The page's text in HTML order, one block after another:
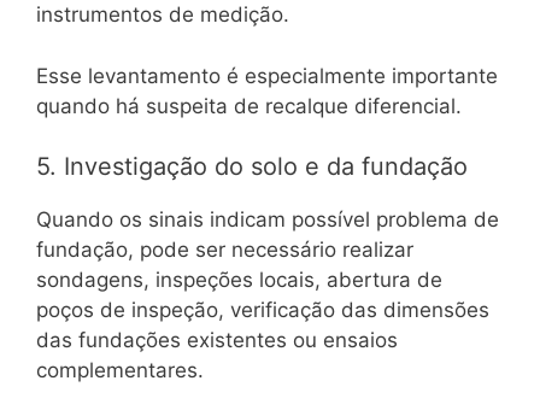
instrumentos de medição.
Esse levantamento é especialmente importante
quando há suspeita de recalque diferencial.
5. Investigação do solo e da fundação
Quando os sinais indicam possível problema de
fundação, pode ser necessário realizar
sondagens, inspeções locais, abertura de
poços de inspeção, verificação das dimensões
das fundações existentes ou ensaios
complementares.